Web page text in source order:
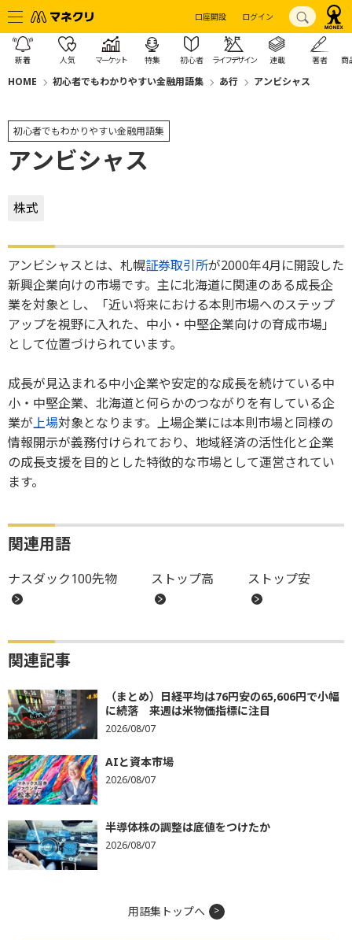
口座開設 ログイン
新着 人気 マーケット 特集 初心者 ライフデザイン 連載 著者 商
HOME 初心者でもわかりやすい金融用語集 あ行 アンビシャス
初心者でもわかりやすい金融用語集
アンビシャス
株式
アンビシャスとは、札幌証券取引所が2000年4月に開設した
新興企業向けの市場です。主に北海道に関連のある成長企
業を対象とし、「近い将来における本則市場へのステップ
アップを視野に入れた、中小・中堅企業向けの育成市場」
として位置づけられています。
成長が見込まれる中小企業や安定的な成長を続けている中
小・中堅企業、北海道と何らかのつながりを有している企
業が上場対象となります。上場企業には本則市場と同様の
情報開示が義務付けられており、地域経済の活性化と企業
の成長支援を目的とした特徴的な市場として運営されてい
ます。
関連用語
ナスダック100先物 ストップ高 ストップ安
関連記事
（まとめ）日経平均は76円安の65,606円で小幅
に続落 来週は米物価指標に注目
2026/08/07
AIと資本市場
2026/08/07
半導体株の調整は底値をつけたか
2026/08/07
用語集トップへ